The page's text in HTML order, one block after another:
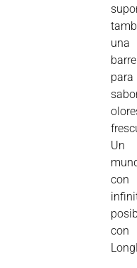
una
para
Un
con
con